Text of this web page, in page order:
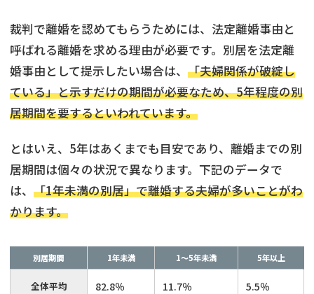
その他の男女問題
裁判で離婚を認めてもらうためには、法定離婚事由と
呼ばれる離婚を求める理由が必要です。別居を法定離
婚事由として提示したい場合は、 「夫婦関係が破綻し
ている」と示すだけの期間が必要なため、5年程度の別
居期間を要するといわれています。
とはいえ、5年はあくまでも目安であり、離婚までの別
居期間は個々の状況で異なります。下記のデータで
は、 「1年未満の別居」で離婚する夫婦が多いことがわ
かります。
別居期間 1年未満 1～5年未満 5年以上
全体平均 82.8％ 11.7％ 5.5％